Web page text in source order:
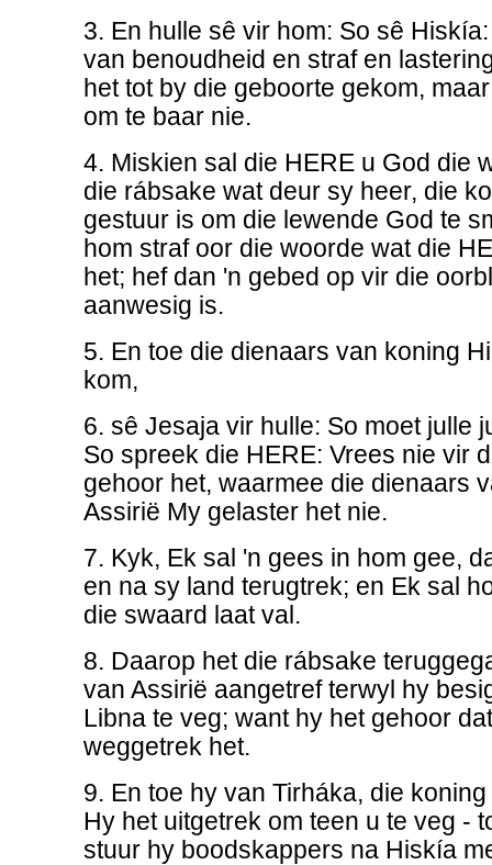
3. En hulle sê vir hom: So sê
van benoudheid en straf en
het tot by die geboorte gekom,
om te baar nie.
4. Miskien sal die HERE u God die
die rábsake wat deur sy heer, die
gestuur is om die lewende God te
hom straf oor die woorde wat die
het; hef dan 'n gebed op vir die
aanwesig is.
5. En toe die dienaars van koning
kom,
6. sê Jesaja vir hulle: So moet julle
So spreek die HERE: Vrees nie vir
gehoor het, waarmee die dienaars
Assirië My gelaster het nie.
7. Kyk, Ek sal 'n gees in hom gee,
en na sy land terugtrek; en Ek sal
die swaard laat val.
8. Daarop het die rábsake
van Assirië aangetref terwyl hy
Libna te veg; want hy het gehoor
weggetrek het.
9. En toe hy van Tirháka, die
Hy het uitgetrek om teen u te veg -
stuur hy boodskappers na Hiskía